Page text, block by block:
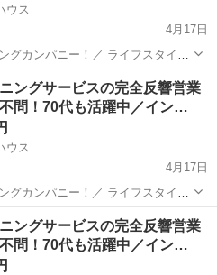
ウス
4月17日
ー！／ ライフスタイル
“ハウスクリーニング”需要が急速
ハウスクリーニング市場のパイオ
ングサービスの完全反響営業
問！70代も活躍中／イン…
ウス
4月17日
ー！／ ライフスタイル
“ハウスクリーニング”需要が急速
ハウスクリーニング市場のパイオ
ングサービスの完全反響営業
問！70代も活躍中／イン…